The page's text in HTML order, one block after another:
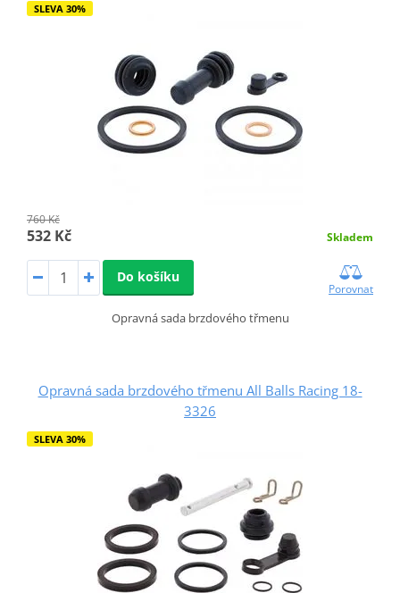
SLEVA 30%
760 Kč
532 Kč Skladem
Do košíku
Porovnat
Opravná sada brzdového třmenu
Opravná sada brzdového třmenu All Balls Racing 18-
3326
SLEVA 30%